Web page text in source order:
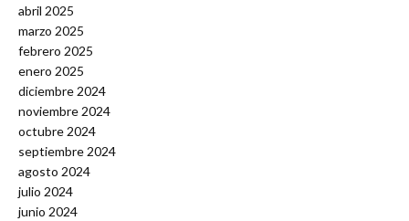
abril 2025
marzo 2025
febrero 2025
enero 2025
diciembre 2024
noviembre 2024
octubre 2024
septiembre 2024
agosto 2024
julio 2024
junio 2024